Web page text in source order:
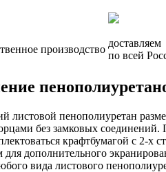
производство
доставляем
по всей
листовой пенополиуретан
без замковых
крафтбумагой с 2-
для дополнительного
вида листового